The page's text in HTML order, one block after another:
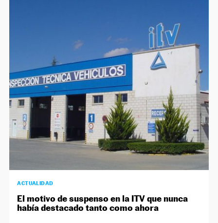
ACTUALIDAD
El motivo de suspenso en la ITV que nunca
había destacado tanto como ahora